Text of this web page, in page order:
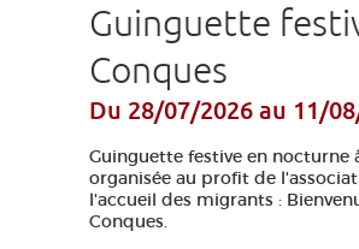
CONQUES
EXPÉRIENCES
AGENDA
Guinguette
Conques
Du 28/07/2026au 11/
Guinguette festive en nocturne
organisée au profit de
l'accueil des migrants :
Conques.